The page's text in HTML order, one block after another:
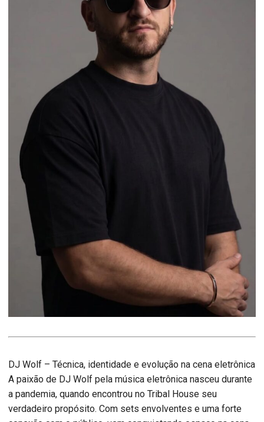
DJ Wolf – Técnica, identidade e evolução na cena eletrônica
A paixão de DJ Wolf pela música eletrônica nasceu durante
a pandemia, quando encontrou no Tribal House seu
verdadeiro propósito. Com sets envolventes e uma forte